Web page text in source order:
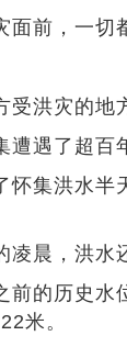
前，一切都
洪灾的地方
遇了超百年
集洪水半
晨，洪水还
的历史水
米。